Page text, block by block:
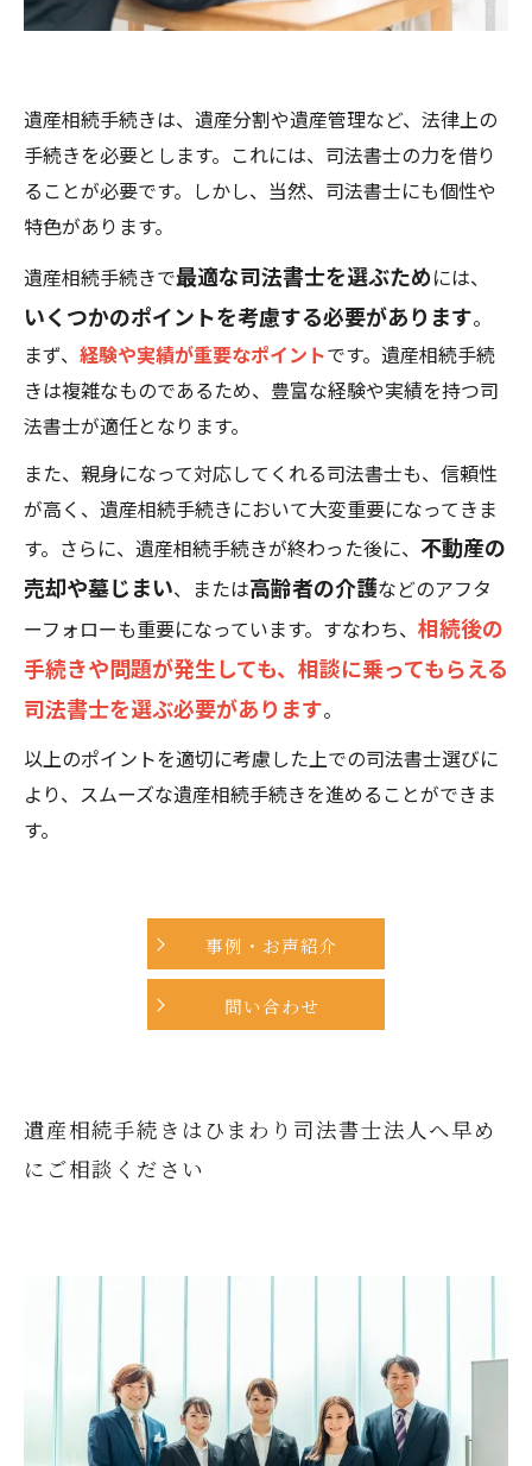
遺産相続手続きは、遺産分割や遺産管理など、法律上の
手続きを必要とします。これには、司法書士の力を借り
ることが必要です。しかし、当然、司法書士にも個性や
特色があります。
遺産相続手続きで最適な司法書士を選ぶためには、
いくつかのポイントを考慮する必要があります。
まず、 経験や実績が重要なポイントです。遺産相続手続
きは複雑なものであるため、豊富な経験や実績を持つ司
法書士が適任となります。
また、親身になって対応してくれる司法書士も、信頼性
が高く、遺産相続手続きにおいて大変重要になってきま
す。さらに、遺産相続手続きが終わった後に、 不動産の
売却や墓じまい、または高齢者の介護などのアフタ
ーフォローも重要になっています。すなわち、 相続後の
手続きや問題が発生しても、相談に乗ってもらえる
司法書士を選ぶ必要があります。
以上のポイントを適切に考慮した上での司法書士選びに
より、スムーズな遺産相続手続きを進めることができま
す。
事例・お声紹介
問い合わせ
遺産相続手続きはひまわり司法書士法人へ早め
にご相談ください